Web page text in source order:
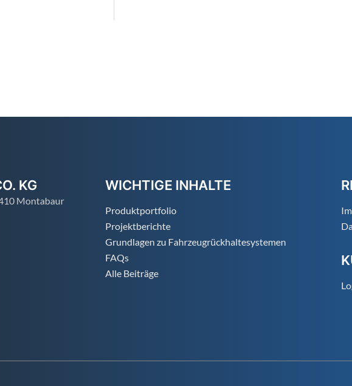
KG
Montabaur
WICHTIGE INHALTE
Produktportfolio
Projektberichte
Grundlagen zu Fahrzeugrückhaltesystemen
FAQs
Alle Beiträge